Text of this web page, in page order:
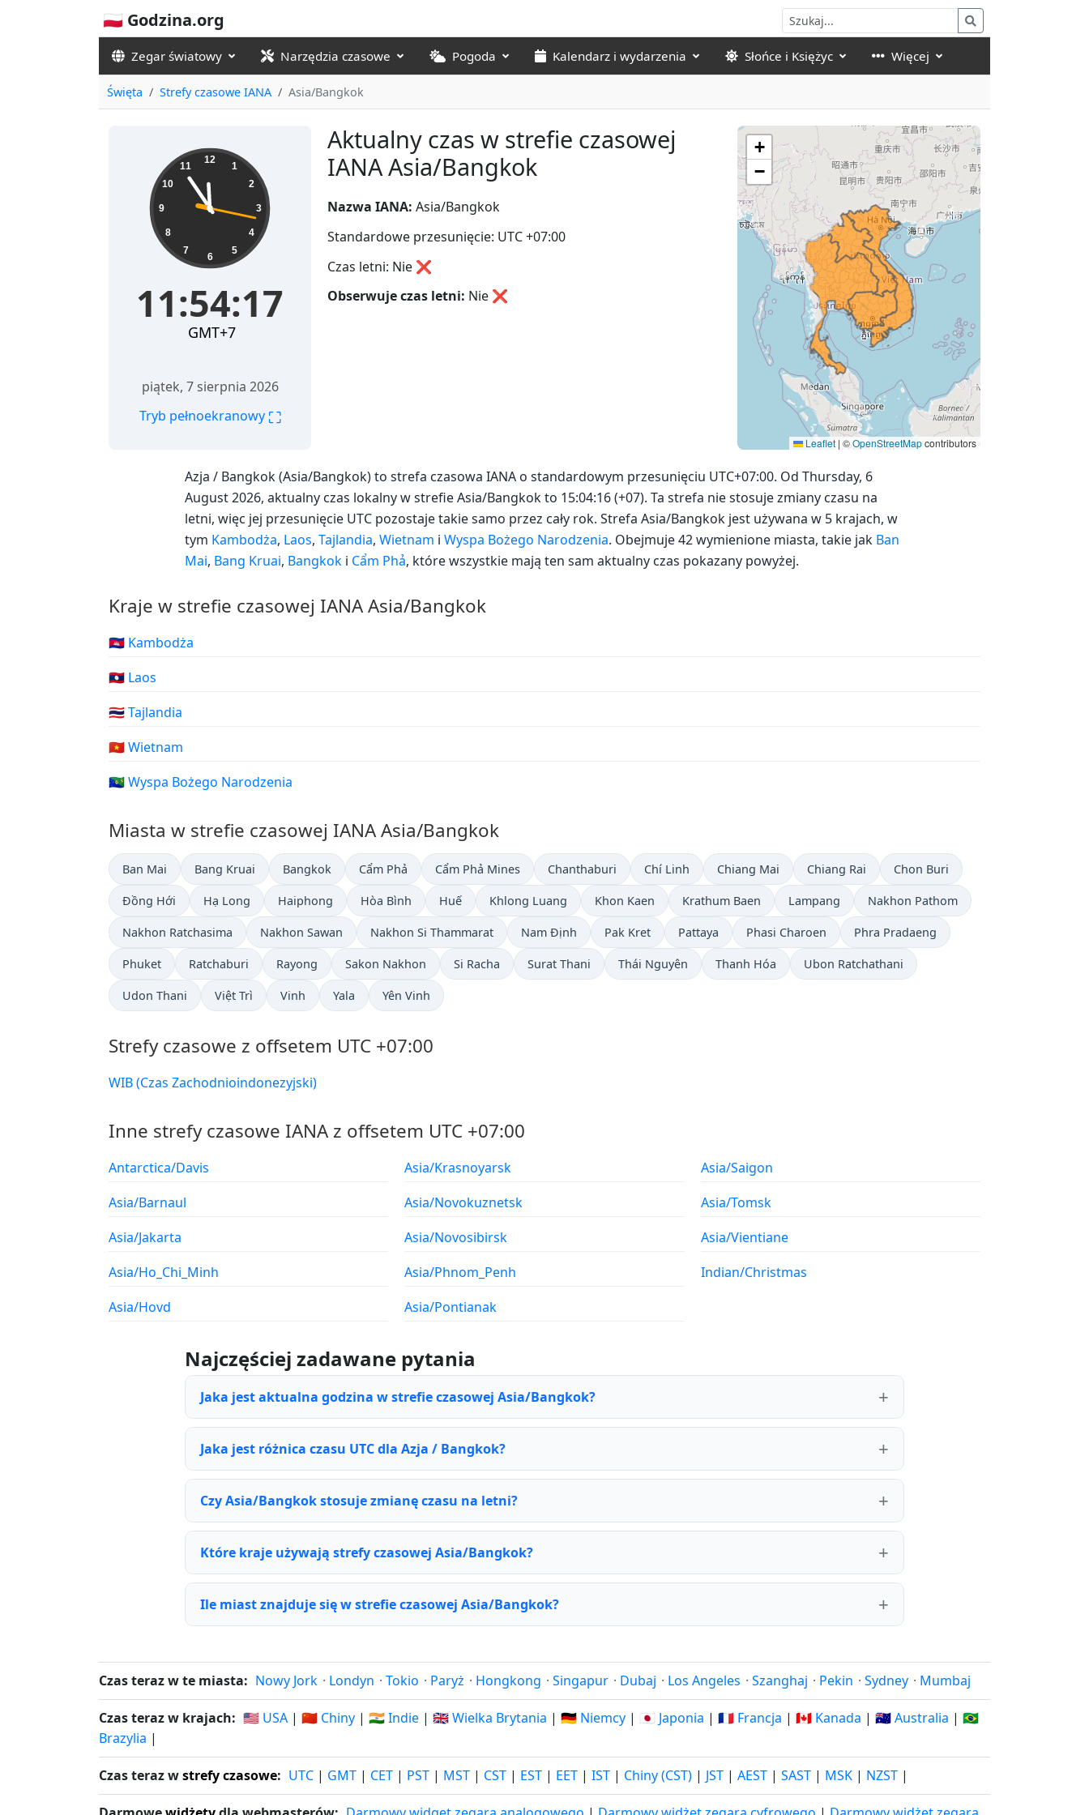
🇵🇱 Godzina.org
Zegar światowy Narzędzia czasowe Pogoda Kalendarz i wydarzenia Słońce i Księżyc Więcej
Święta Strefy czasowe IANA Asia/Bangkok
Aktualny czas w strefie czasowej
IANA Asia/Bangkok
11:54:18 12
1
2
3
4
5
6
7
8
9
10
11
11:54:18
GMT+7
piątek, 7 sierpnia 2026
Tryb pełnoekranowy ⛶
Nazwa IANA: Asia/Bangkok
Standardowe przesunięcie: UTC +07:00
Czas letni: Nie ❌
Obserwuje czas letni: Nie ❌
+
−
Leaflet | ©OpenStreetMapcontributors
Azja / Bangkok (Asia/Bangkok) to strefa czasowa IANA o standardowym przesunięciu UTC+07:00. Od Thursday, 6
August 2026, aktualny czas lokalny w strefie Asia/Bangkok to 15:04:16 (+07). Ta strefa nie stosuje zmiany czasu na
letni, więc jej przesunięcie UTC pozostaje takie samo przez cały rok. Strefa Asia/Bangkok jest używana w 5 krajach, w
tym Kambodża, Laos, Tajlandia, Wietnam i Wyspa Bożego Narodzenia. Obejmuje 42 wymienione miasta, takie jak Ban
Mai, Bang Kruai, Bangkok i Cẩm Phả, które wszystkie mają ten sam aktualny czas pokazany powyżej.
Kraje w strefie czasowej IANA Asia/Bangkok
🇰🇭 Kambodża
🇱🇦 Laos
🇹🇭 Tajlandia
🇻🇳 Wietnam
🇨🇽 Wyspa Bożego Narodzenia
Miasta w strefie czasowej IANA Asia/Bangkok
Ban Mai Bang Kruai Bangkok Cẩm Phả Cẩm Phả Mines Chanthaburi Chí Linh Chiang Mai Chiang Rai Chon Buri
Đồng Hới Hạ Long Haiphong Hòa Bình Huế Khlong Luang Khon Kaen Krathum Baen Lampang Nakhon Pathom
Nakhon Ratchasima Nakhon Sawan Nakhon Si Thammarat Nam Định Pak Kret Pattaya Phasi Charoen Phra Pradaeng
Phuket Ratchaburi Rayong Sakon Nakhon Si Racha Surat Thani Thái Nguyên Thanh Hóa Ubon Ratchathani
Udon Thani Việt Trì Vinh Yala Yên Vinh
Strefy czasowe z offsetem UTC +07:00
WIB (Czas Zachodnioindonezyjski)
Inne strefy czasowe IANA z offsetem UTC +07:00
Antarctica/Davis
Asia/Barnaul
Asia/Jakarta
Asia/Ho_Chi_Minh
Asia/Hovd
Asia/Krasnoyarsk
Asia/Novokuznetsk
Asia/Novosibirsk
Asia/Phnom_Penh
Asia/Pontianak
Asia/Saigon
Asia/Tomsk
Asia/Vientiane
Indian/Christmas
Najczęściej zadawane pytania
Jaka jest aktualna godzina w strefie czasowej Asia/Bangkok?
Jaka jest różnica czasu UTC dla Azja / Bangkok?
Czy Asia/Bangkok stosuje zmianę czasu na letni?
Które kraje używają strefy czasowej Asia/Bangkok?
Ile miast znajduje się w strefie czasowej Asia/Bangkok?
Czas teraz w te miasta: Nowy Jork · Londyn · Tokio · Paryż · Hongkong · Singapur · Dubaj · Los Angeles · Szanghaj · Pekin · Sydney · Mumbaj
Czas teraz w krajach: 🇺🇸 USA | 🇨🇳 Chiny | 🇮🇳 Indie | 🇬🇧 Wielka Brytania | 🇩🇪 Niemcy | 🇯🇵 Japonia | 🇫🇷 Francja | 🇨🇦 Kanada | 🇦🇺 Australia | 🇧🇷
Brazylia |
Czas teraz wstrefy czasowe: UTC | GMT | CET | PST | MST | CST | EST | EET | IST | Chiny (CST) | JST | AEST | SAST | MSK | NZST |